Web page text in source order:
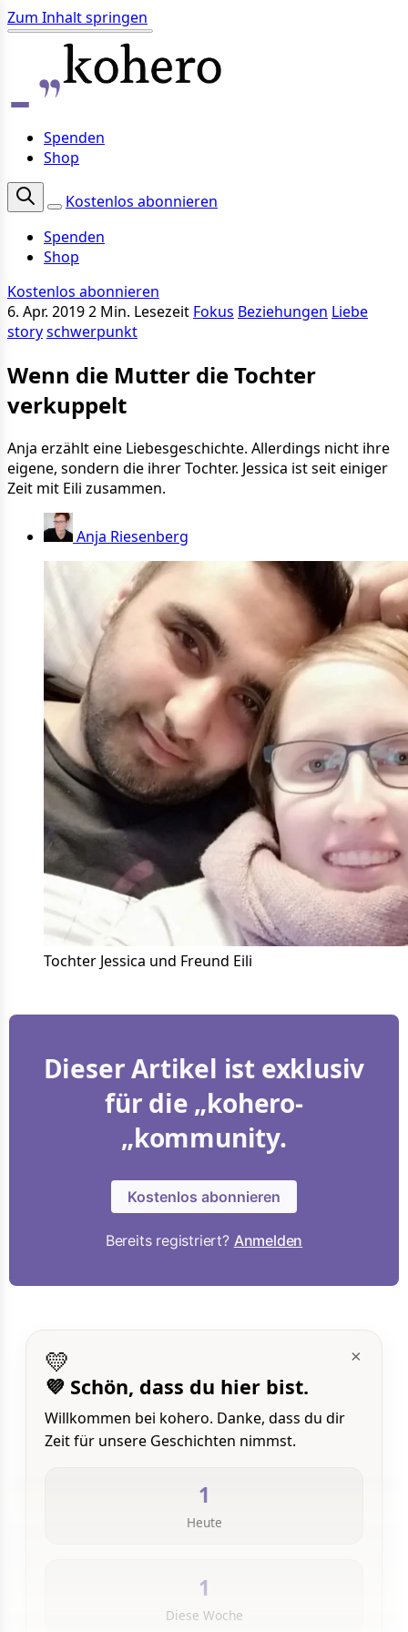
Zum Inhalt springen
Spenden
Shop
Kostenlos abonnieren
Spenden
Shop
Kostenlos abonnieren
6. Apr. 20192 Min. Lesezeit Fokus Beziehungen Liebe
storyschwerpunkt
Wenn die Mutter die Tochter
verkuppelt
Anja erzählt eine Liebesgeschichte. Allerdings nicht ihre
eigene, sondern die ihrer Tochter. Jessica ist seit einiger
Zeit mit Eili zusammen.
Anja Riesenberg
Tochter Jessica und Freund Eili
Dieser Artikel ist exklusiv
für die „kohero-
„kommunity.
Kostenlos abonnieren
Bereits registriert? Anmelden
×
💛
💜 Schön, dass du hier bist.
Willkommen bei kohero. Danke, dass du dir
Zeit für unsere Geschichten nimmst.
1
Heute
1
Diese Woche